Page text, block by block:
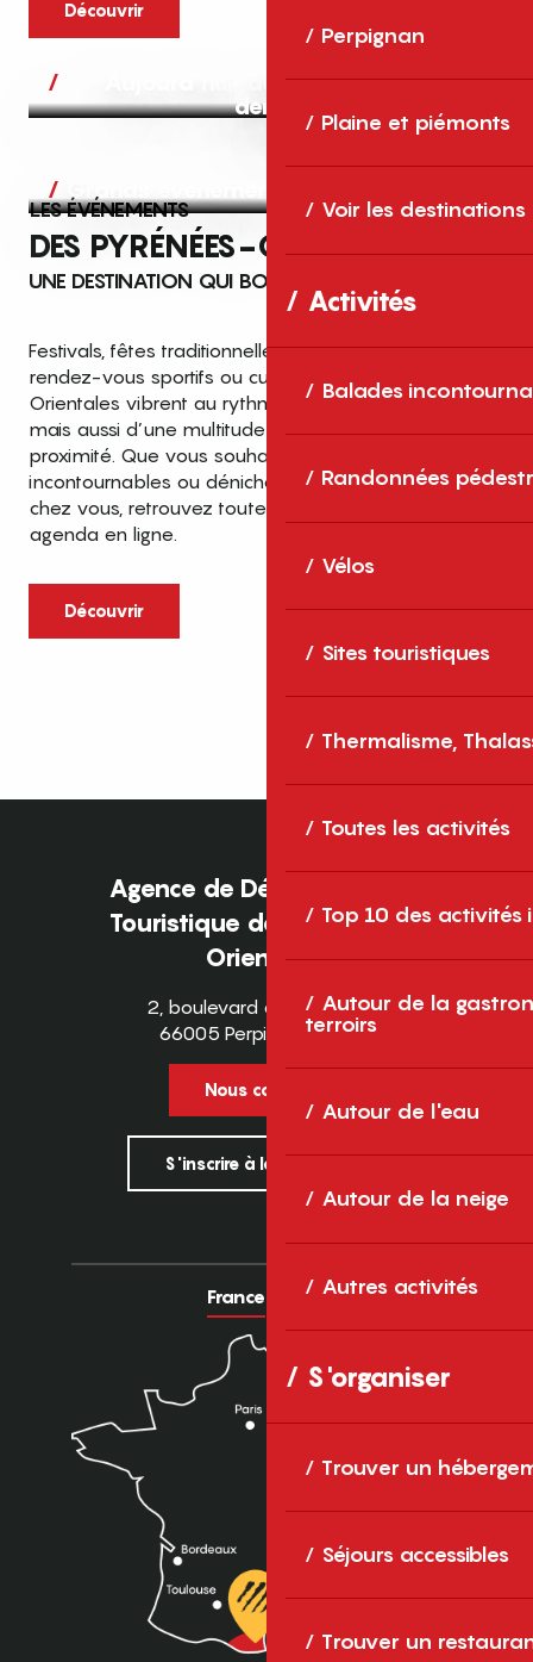
Perpignan
Plaine et piémonts
Voir les destinations
Activités
Balades
Randonnées
Vélos
Sites touristiques
Thermalisme,
Toutes les activités
Top 10 des activités
Autour de la
terroirs
Autour de l'eau
Autour de la neige
Autres activités
S'organiser
Trouver un
Séjours accessibles
Trouver un
Découvrir
Aujourd’hui, demain et après-
demain
Grands événements
LES ÉVÉNEMENTS
DES PYRÉNÉES-ORIENTALES
UNE DESTINATION QUI BOUGE TOUTE L’ANNÉE
Festivals, fêtes traditionnelles, concerts, expositions,
rendez-vous sportifs ou culturels… les Pyrénées-
Orientales vibrent au rythme de grands temps forts
mais aussi d’une multitude d’événements de
proximité. Que vous souhaitiez vivre les
incontournables ou dénicher des sorties près de
chez vous, retrouvez toutes les infos dans notre
agenda en ligne.
Découvrir
Top des événements et sorties
en famille
cet été dans les Pyrénées-Orientales
Entre mer Méditerranée, villages de
caractère et grands espaces naturels, les
Pyrénées-Orientales sont une destination
idéale pour partager des moments en
famille tout au long...
Agence de Développement
Touristique des Pyrénées-
Orientales
2, boulevard des Pyrénées
66005 Perpignan Cedex
Nous contacter
S'inscrire à la newsletter
France Europe